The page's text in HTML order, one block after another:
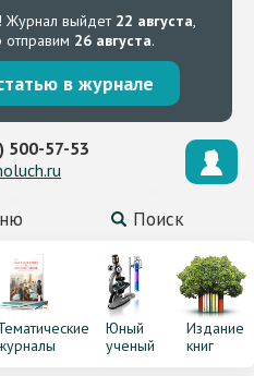
Журнал выйдет 22 августа,
отправим 26 августа.
в журнале
Поиск
500-57-53
Юный
ученый
Издание
книг